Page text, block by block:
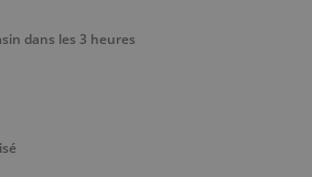
dans les 3 heures